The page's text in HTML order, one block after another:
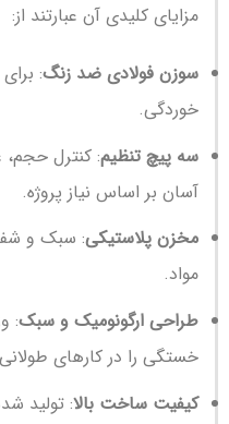
مزایای کلیدی آن عبارتند از:
سوزن فولادی ضد زنگ:
خوردگی.
سه پیچ تنظیم: کنترل
آسان بر اساس نیاز پروژه.
مخزن پلاستیکی: سبک و
مواد.
طراحی ارگونومیک و سبک:
خستگی را در کارهای
کیفیت ساخت بالا: تولید